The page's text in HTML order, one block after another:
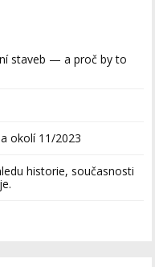
staveb — a proč by to
okolí 11/2023
historie, současnosti